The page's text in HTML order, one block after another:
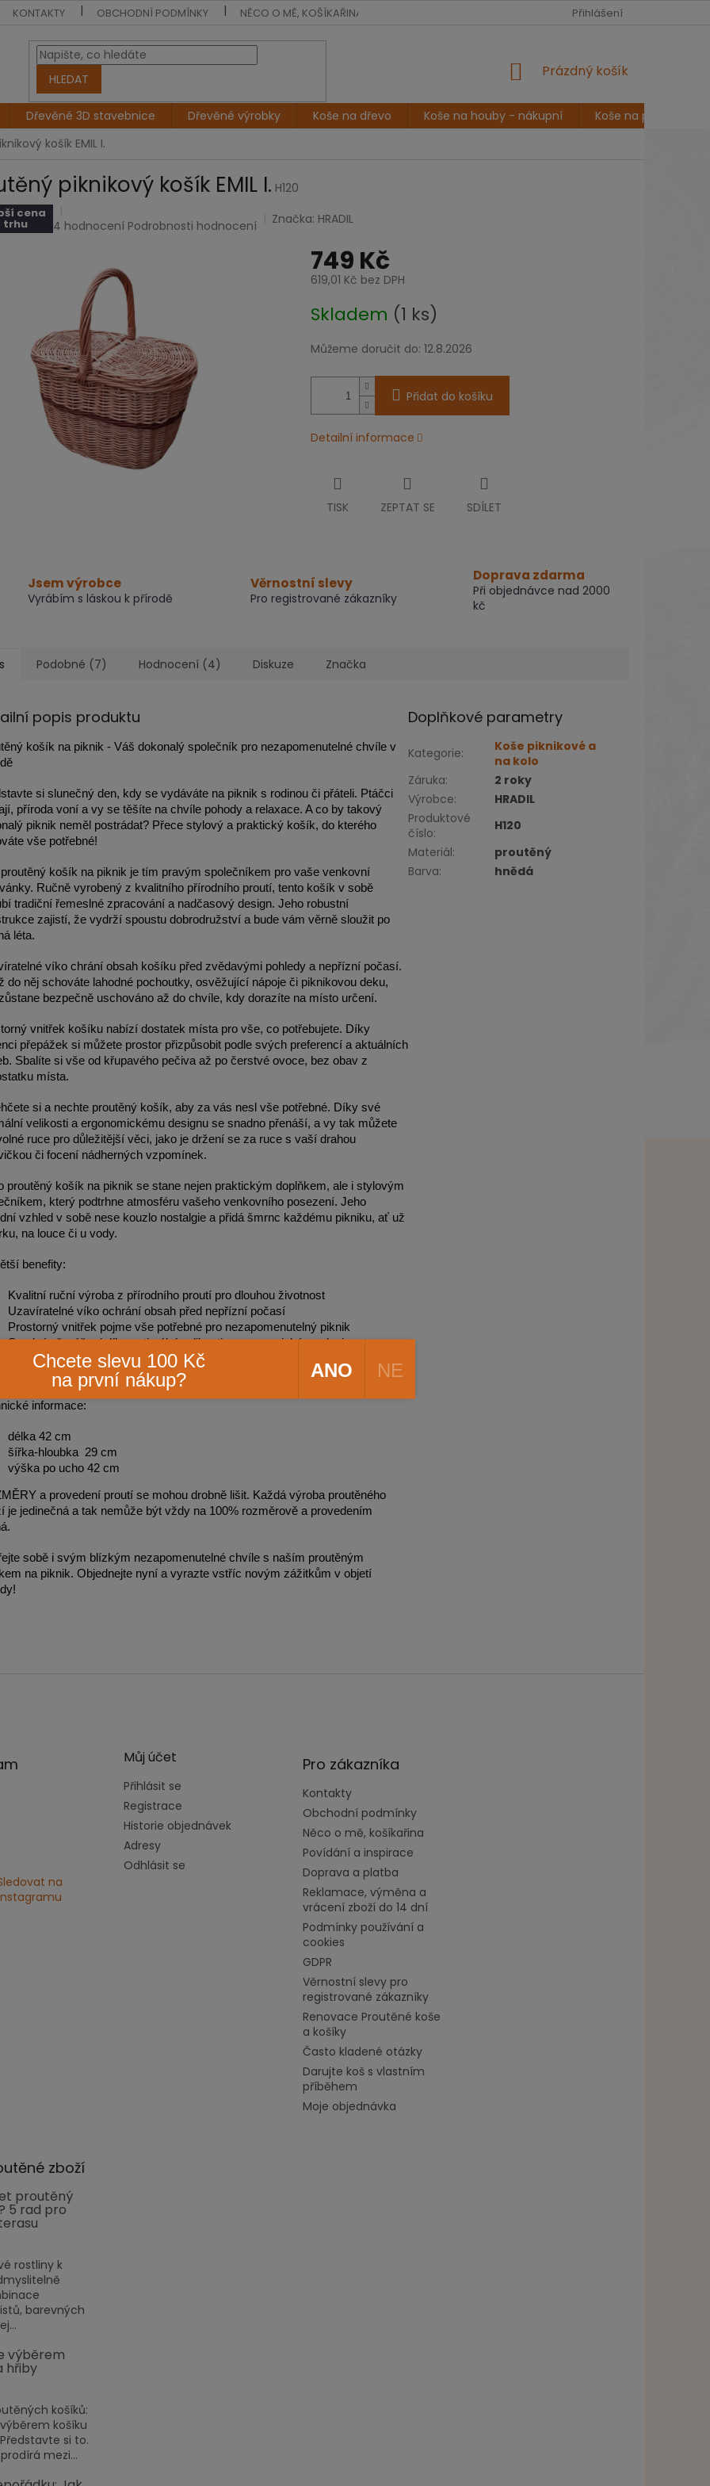
KONTAKTY OBCHODNÍ PODMÍNKY NĚCO O MĚ, KOŠÍKAŘINA DOPRAVA A PLATBA
Přihlášení
HLEDAT
NÁKUPNÍ
Prázdný košík
Dřevěné 3D stavebnice Dřevěné výrobky Koše na dřevo Koše na houby - nákupní Koše na prádlo
košík EMIL I.
piknikový košík EMIL I. H120
cena
trhu
Průměrné
hvězdiček.
4 hodnocení Podrobnosti hodnocení Značka: HRADIL
749 Kč
619,01 Kč bez DPH
cena:
Skladem (1 ks)
Můžeme doručit do: 12.8.2026
Přidat do košíku
Detailní informace
TISK ZEPTAT SE SDÍLET
Jsem výrobce
Vyrábím s láskou k přírodě
Věrnostní slevy
Pro registrované zákazníky
Doprava zdarma
Při objednávce nad 2000
kč
Podobné (7) Hodnocení (4) Diskuze Značka
popis produktu
košík na piknik - Váš dokonalý společník pro nezapomenutelné chvíle v
si slunečný den, kdy se vydáváte na piknik s rodinou či přáteli. Ptáčci
příroda voní a vy se těšíte na chvíle pohody a relaxace. A co by takový
piknik neměl postrádat? Přece stylový a praktický košík, do kterého
vše potřebné!
košík na piknik je tím pravým společníkem pro vaše venkovní
Ručně vyrobený z kvalitního přírodního proutí, tento košík v sobě
tradiční řemeslné zpracování a nadčasový design. Jeho robustní
zajistí, že vydrží spoustu dobrodružství a bude vám věrně sloužit po
léta.
víko chrání obsah košíku před zvědavými pohledy a nepřízní počasí.
do něj schováte lahodné pochoutky, osvěžující nápoje či piknikovou deku,
bezpečně uschováno až do chvíle, kdy dorazíte na místo určení.
vnitřek košíku nabízí dostatek místa pro vše, co potřebujete. Díky
přepážek si můžete prostor přizpůsobit podle svých preferencí a aktuálních
Sbalíte si vše od křupavého pečiva až po čerstvé ovoce, bez obav z
místa.
si a nechte proutěný košík, aby za vás nesl vše potřebné. Díky své
velikosti a ergonomickému designu se snadno přenáší, a vy tak můžete
ruce pro důležitější věci, jako je držení se za ruce s vaší drahou
či focení nádherných vzpomínek.
proutěný košík na piknik se stane nejen praktickým doplňkem, ale i stylovým
který podtrhne atmosféru vašeho venkovního posezení. Jeho
vzhled v sobě nese kouzlo nostalgie a přidá šmrnc každému pikniku, ať už
na louce či u vody.
benefity:
Kvalitní ruční výroba z přírodního proutí pro dlouhou životnost
Uzavíratelné víko ochrání obsah před nepřízní počasí
Prostorný vnitřek pojme vše potřebné pro nezapomenutelný piknik
Snadné přenášení díky optimální velikosti a ergonomickému designu
Nadčasový přírodní vzhled, který podtrhne atmosféru každého venkovního
posezení
informace:
délka 42 cm
šířka-hloubka 29 cm
výška po ucho 42 cm
a provedení proutí se mohou drobně lišit. Každá výroba proutěného
je jedinečná a tak nemůže být vždy na 100% rozměrově a provedením
sobě i svým blízkým nezapomenutelné chvíle s naším proutěným
na piknik. Objednejte nyní a vyrazte vstříc novým zážitkům v objetí
Doplňkové parametry
Kategorie:
Koše piknikové a
na kolo
Záruka:
2 roky
Výrobce:
HRADIL
Produktové
číslo:
H120
Materiál:
proutěný
Barva: hnědá
na
Můj účet
Přihlásit se
Registrace
Historie objednávek
Adresy
Odhlásit se
Pro zákazníka
Kontakty
Obchodní podmínky
Něco o mě, košíkařina
Povídání a inspirace
Doprava a platba
Reklamace, výměna a
vrácení zboží do 14 dní
Podmínky používání a
cookies
GDPR
Věrnostní slevy pro
registrované zákazníky
Renovace Proutěné koše
a košíky
Často kladené otázky
Darujte koš s vlastním
příběhem
Moje objednávka
zboží
proutěný
5 rad pro
rostliny k
barevných
výběrem
hřiby
košíků:
košíku
si to.
mezi...
Chcete slevu 100 Kč
na první nákup?
ANO NE